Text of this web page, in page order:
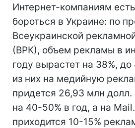
Интернет-компаниям
бороться в Украине: по
Всеукраинской
(ВРК), объем рекламы в
году вырастет на 38%,
из них на медийную
придется 26,93 млн долл.
на 40-50% в год, а на
приходится 10-15%